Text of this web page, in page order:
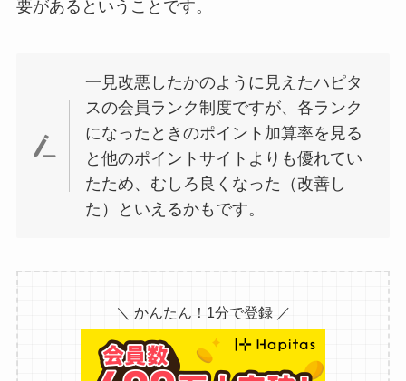
要があるということです。
一見改悪したかのように見えたハピタ
スの会員ランク制度ですが、各ランク
になったときのポイント加算率を見る
と他のポイントサイトよりも優れてい
たため、むしろ良くなった（改善し
た）といえるかもです。
＼ かんたん！1分で登録 ／